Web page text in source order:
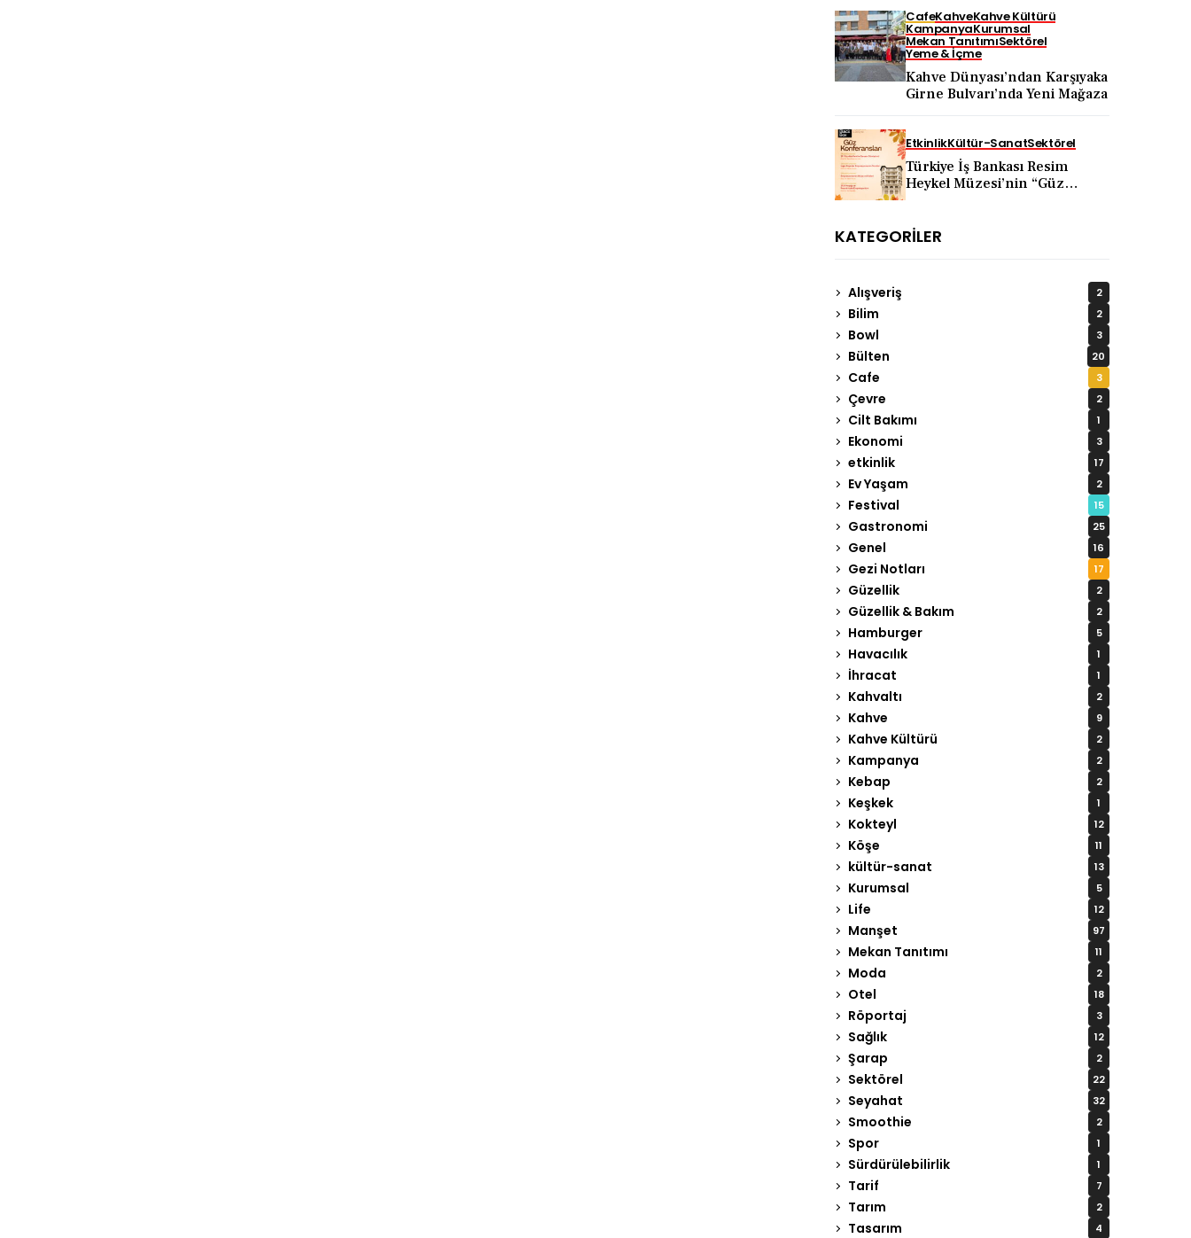
CafeKahveKahve Kültürü
KampanyaKurumsal
Mekan TanıtımıSektörel
Yeme & İçme
Kahve Dünyası’ndan Karşıyaka
Girne Bulvarı’nda Yeni Mağaza
EtkinlikKültür-SanatSektörel
Türkiye İş Bankası Resim
Heykel Müzesi’nin “Güz
KATEGORILER
Alışveriş 2
Bilim 2
Bowl 3
Bülten 20
Cafe 3
Çevre 2
Cilt Bakımı 1
Ekonomi 3
etkinlik 17
Ev Yaşam 2
Festival 15
Gastronomi 25
Genel 16
Gezi Notları 17
Güzellik 2
Güzellik & Bakım 2
Hamburger 5
Havacılık 1
İhracat 1
Kahvaltı 2
Kahve 9
Kahve Kültürü 2
Kampanya 2
Kebap 2
Keşkek 1
Kokteyl 12
Köşe 11
kültür-sanat 13
Kurumsal 5
Life 12
Manşet 97
Mekan Tanıtımı 11
Moda 2
Otel 18
Röportaj 3
Sağlık 12
Şarap 2
Sektörel 22
Seyahat 32
Smoothie 2
Spor 1
Sürdürülebilirlik 1
Tarif 7
Tarım 2
Tasarım 4